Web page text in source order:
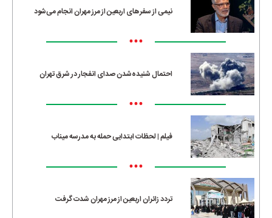
نیمی از سفرهای اربعین از مرز مهران انجام می‌شود
•••
احتمال شنیده‌شدن صدای انفجار در شرق تهران
•••
فیلم | لحظات ابتدایی حمله به مدرسه میناب
•••
تردد زائران اربعین از مرز مهران شدت گرفت